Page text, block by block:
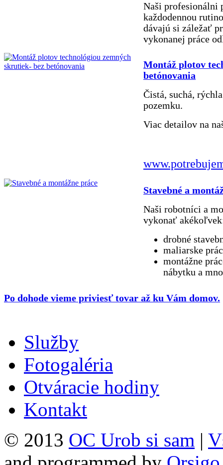
Naši profesionálni
každodennou
dávajú si záležať
vykonanej práce
Montáž plotov
betónovania
Čistá, suchá,
pozemku.
Viac detailov na
Stavebné a
Naši robotníci a
vykonať
drobné
maliarske
montážne
nábytku a
Po dohode vieme priviesť tovar až ku Vám domov.
Služby
Fotogaléria
Otváracie hodiny
Kontakt
© 2013 OC Urob si sam |